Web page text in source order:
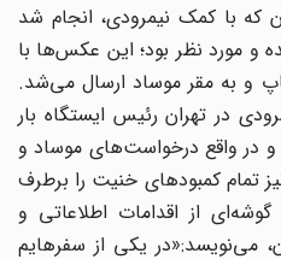
که با کمک نیمرودی، انجام شد
مورد نظر بود؛ این عکس‌ها با
و به مقر موساد ارسال می‌شد.
در تهران رئیس ایستگاه بار
در واقع درخواست‌های موساد و
تمام کمبودهای خنیت را برطرف
از اقدامات اطلاعاتی و
یکی از سفرهایم